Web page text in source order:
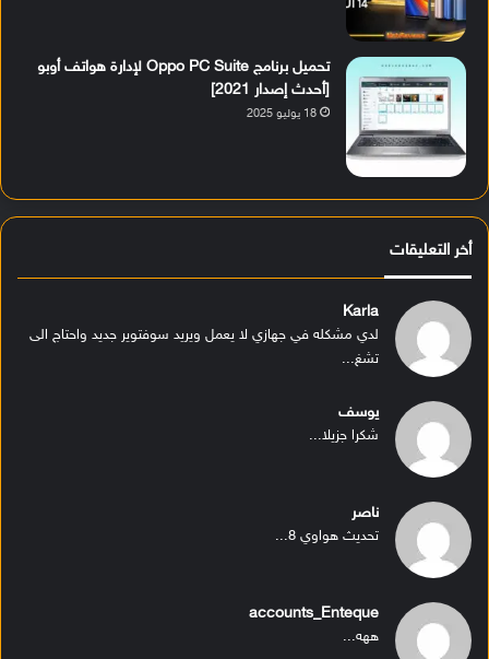
تحميل برنامج Oppo PC Suite لإدارة هواتف أوبو
[أحدث إصدار 2021]
18 يوليو 2025
أخر التعليقات
Karla
لدي مشكله في جهازي لا يعمل ويريد سوفتوير جديد واحتاج الى
تشغ...
يوسف
شكرا جزيلا...
ناصر
تحديث هواوي 8...
accounts_Enteque
ههه...